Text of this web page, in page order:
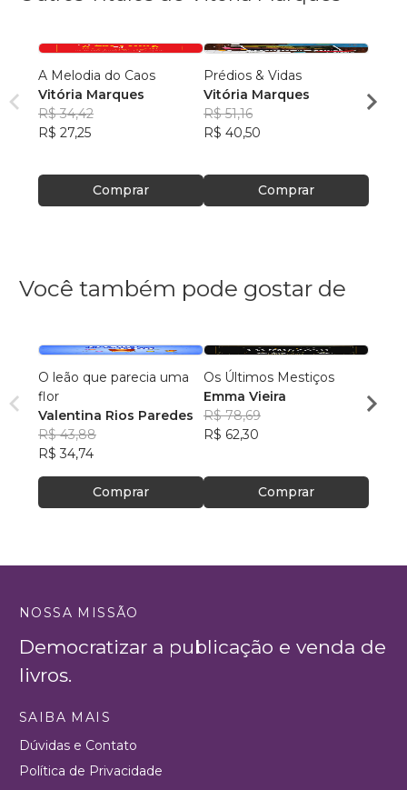
A Melodia do Caos
Vitória Marques
R$ 34,42
R$ 27,25
Comprar
Prédios & Vidas
Vitória Marques
R$ 51,16
R$ 40,50
Comprar
o
Você também pode gostar de
O leão que parecia uma
flor
Valentina Rios Paredes
R$ 43,88
R$ 34,74
Comprar
Os Últimos Mestiços
Emma Vieira
R$ 78,69
R$ 62,30
Comprar
R$
NOSSA MISSÃO
Democratizar a publicação e venda de
livros.
SAIBA MAIS
Dúvidas e Contato
Política de Privacidade